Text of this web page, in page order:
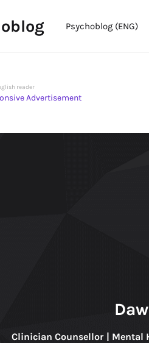
Psychoblog (ENG)
reader
Advertisement
Clinician Counsellor | Mental